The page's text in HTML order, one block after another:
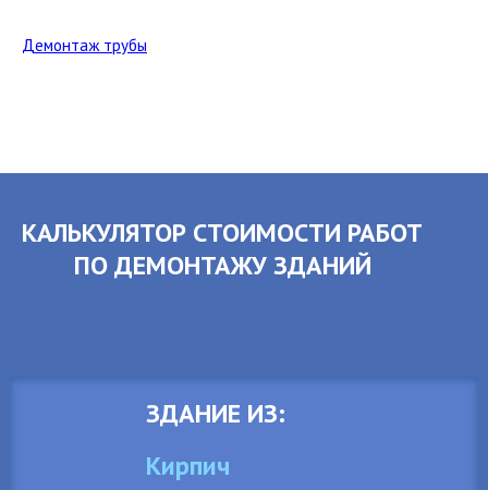
Демонтаж трубы
КАЛЬКУЛЯТОР СТОИМОСТИ РАБОТ
ПО ДЕМОНТАЖУ ЗДАНИЙ
ЗДАНИЕ ИЗ:
Кирпич